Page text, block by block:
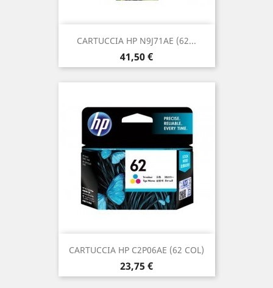
CARTUCCIA HP N9J71AE (62...
Prezzo
41,50 €
CARTUCCIA HP C2P06AE (62 COL)
Prezzo
23,75 €